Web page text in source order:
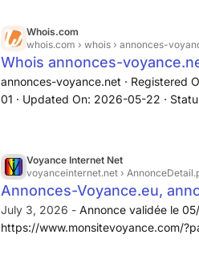
pour postuler me contacter par mail
Whois.com
whois.com › whois › annonces-
Whois annonces-
annonces-voyance.net · Registered
01 · Updated On: 2026-05-22 ·
Phone: +33.972101007 · Registrant
https://ovhcloud.com/en/lp/request-
Administrative Contact ·
Voyance Internet Net
voyanceinternet.net ›
Annonces-Voyance.eu,
July 3, 2026 - Annonce validée le
https://www.monsitevoyance.com/